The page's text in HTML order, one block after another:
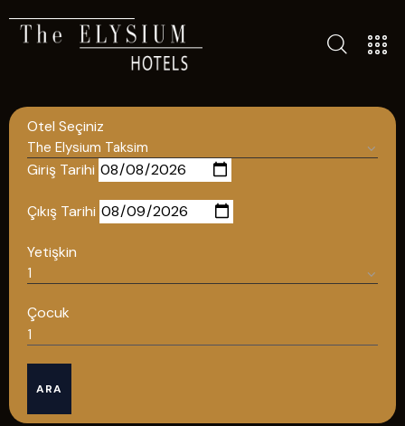
Otel Seçiniz
Giriş Tarihi
Çıkış Tarihi
Yetişkin
Çocuk
ARA
ALL HOTELS
POLICIES
TÜRKÇE
English